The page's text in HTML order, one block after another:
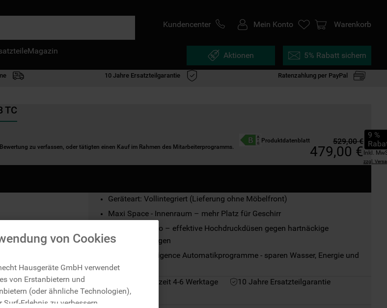
Kundencenter Mein Konto Warenkorb
Magazin Aktionen 5% Rabatt sichern
10 Jahre Ersatzteilgarantie Ratenzahlung per PayPal
TC
zu verfassen, oder tätigten einen Kauf im Rahmen des Mitarbeiterprogramms.
Produktdatenblatt 529,00 €
479,00 €
9 %
Inkl.
zzgl.
Geräteart: Vollintegriert (Lieferung ohne Möbelfront)
Maxi Space - Innenraum – mehr Platz für Geschirr
PowerClean Pro – effektive Hochdruckdüsen gegen hartnäckige
Verschmutzungen
Dynamic Intelligence Automatikprogramme - sparen Wasser, Energie und
Zeit
Auf Lager: Lieferzeit 4-6 Werktage
10 Jahre Ersatzteilgarantie
von Cookies
Hausgeräte GmbH verwendet
von Erstanbietern und
(oder ähnliche Technologien),
Surf-Erlebnis zu verbessern
freistehend